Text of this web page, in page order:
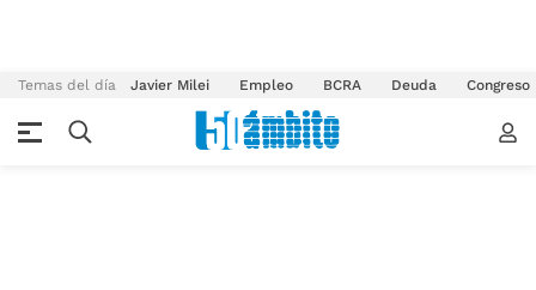
Temas del día Javier Milei Empleo BCRA Deuda Congreso